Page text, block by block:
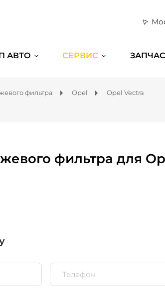
АВТО СЕРВИС
фильтра Opel Opel Vectra
фильтра для